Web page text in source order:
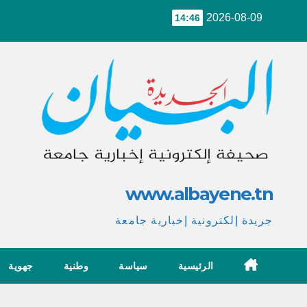
2026-08-09
14:46
www.albayene.tn
جريدة إلكترونية إخبارية جامعة
الرئيسية سياسة وطنية جهوية